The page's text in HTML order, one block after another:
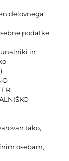
delovnega
podatke
in
tako,
osebam,